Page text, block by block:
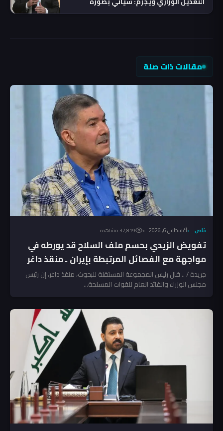
تدريجية
مقالات ذات صلة
خاص أغسطس 6, 2026 37٬819 مشاهدة
تفويض الزيدي بحسم ملف السلاح قد يورطه في
مواجهة مع الفصائل المرتبطة بإيران ـ منقذ داغر
جريدة / .. قال رئيس المجموعة المستقلة للبحوث، منقذ داغر، إن رئيس
مجلس الوزراء والقائد العام للقوات المسلحة...